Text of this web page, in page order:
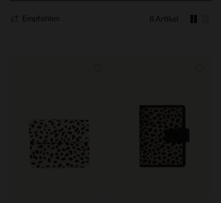
8 Artikel
Empfohlen